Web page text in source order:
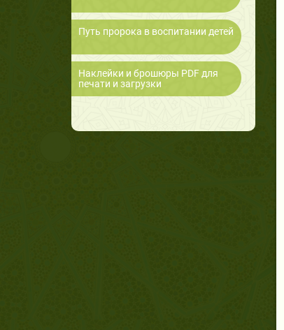
Путь пророка в воспитании детей
Наклейки и брошюры PDF для
печати и загрузки